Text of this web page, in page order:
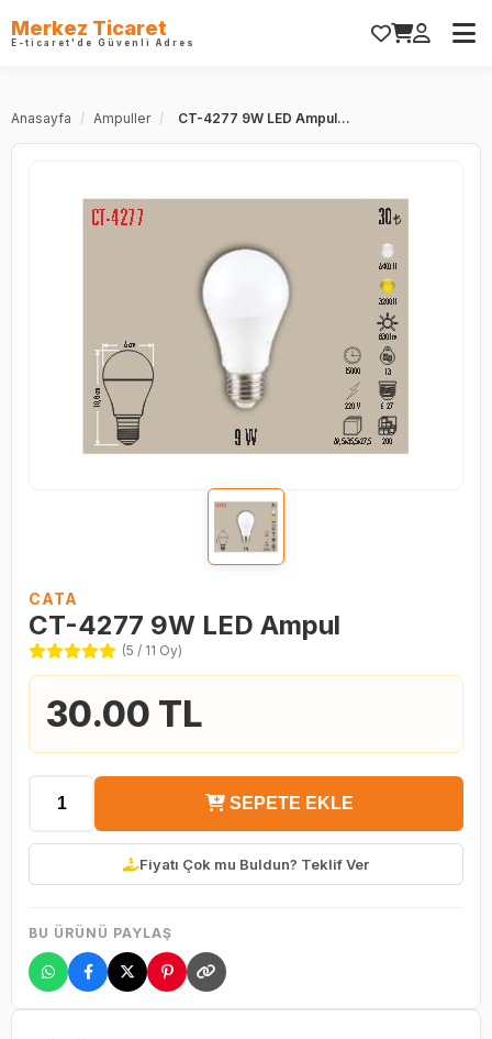
Merkez Ticaret
E-ticaret'de Güvenli Adres
Anasayfa / Ampuller / CT-4277 9W LED Ampul...
CATA
CT-4277 9W LED Ampul
(5 / 11 Oy)
30.00 TL
SEPETE EKLE
Fiyatı Çok mu Buldun? Teklif Ver
BU ÜRÜNÜ PAYLAŞ